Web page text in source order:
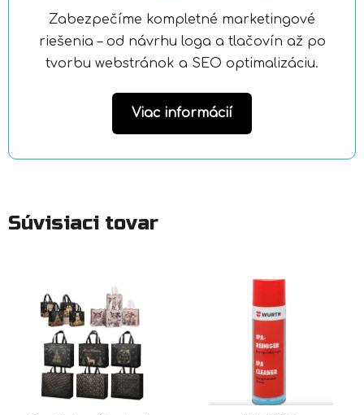
Zabezpečíme kompletné marketingové
riešenia – od návrhu loga a tlačovín až po
tvorbu webstránok a SEO optimalizáciu.
Viac informácií
Súvisiaci tovar